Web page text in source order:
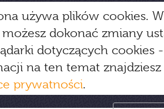
używa plików cookies.
dokonać zmiany
dotyczących cookies
na ten temat
prywatności.